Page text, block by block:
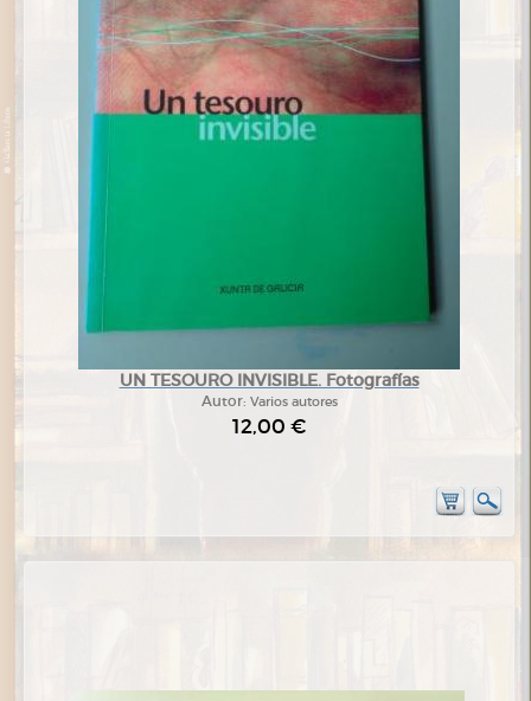
UN TESOURO INVISIBLE. Fotografías
Autor: Varios autores
12,00 €